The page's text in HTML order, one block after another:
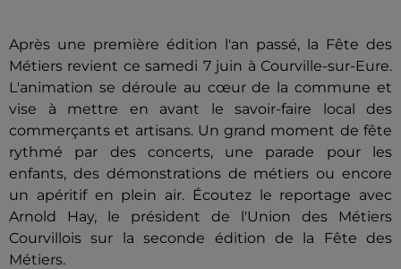
Après une première édition l'an passé, la Fête des
Métiers revient ce samedi 7 juin à Courville-sur-Eure.
L'animation se déroule au cœur de la commune et
vise à mettre en avant le savoir-faire local des
commerçants et artisans. Un grand moment de fête
rythmé par des concerts, une parade pour les
enfants, des démonstrations de métiers ou encore
un apéritif en plein air.
Écoutez le reportage avec
Arnold Hay, le président de l'Union des Métiers
Courvillois sur la seconde édition de la Fête des
Métiers.